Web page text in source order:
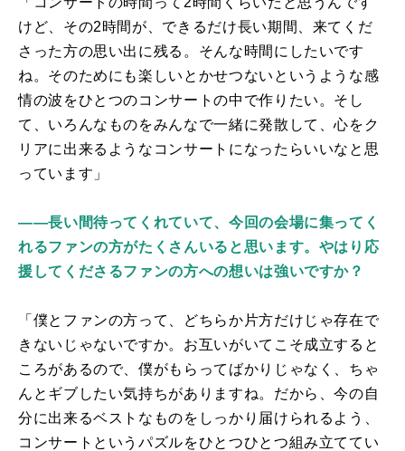
けど、その2時間が、できるだけ長い期間、来てくだ
さった方の思い出に残る。そんな時間にしたいです
ね。そのためにも楽しいとかせつないというような感
情の波をひとつのコンサートの中で作りたい。そし
て、いろんなものをみんなで一緒に発散して、心をク
リアに出来るようなコンサートになったらいいなと思
っています」
――長い間待ってくれていて、今回の会場に集ってく
れるファンの方がたくさんいると思います。やはり応
援してくださるファンの方への想いは強いですか？
「僕とファンの方って、どちらか片方だけじゃ存在で
きないじゃないですか。お互いがいてこそ成立すると
ころがあるので、僕がもらってばかりじゃなく、ちゃ
んとギブしたい気持ちがありますね。だから、今の自
分に出来るベストなものをしっかり届けられるよう、
コンサートというパズルをひとつひとつ組み立ててい